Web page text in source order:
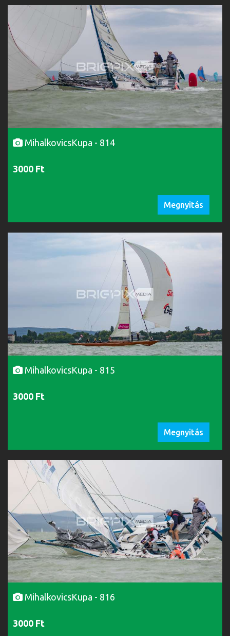
MihalkovicsKupa - 814
3000 Ft
Megnyitás
MihalkovicsKupa - 815
3000 Ft
Megnyitás
MihalkovicsKupa - 816
3000 Ft